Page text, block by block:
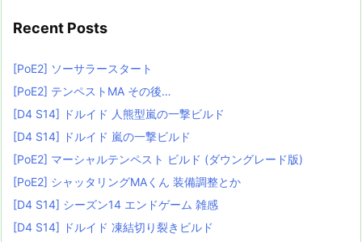
Recent Posts
[PoE2] ソーサラースタート
[PoE2] テンペストMA その後…
[D4 S14] ドルイド 人熊型嵐の一撃ビルド
[D4 S14] ドルイド 嵐の一撃ビルド
[PoE2] マーシャルテンペスト ビルド (ダウングレード版)
[PoE2] シャッタリングMAくん 装備調整とか
[D4 S14] シーズン14 エンドゲーム 雑感
[D4 S14] ドルイド 凍結切り裂きビルド